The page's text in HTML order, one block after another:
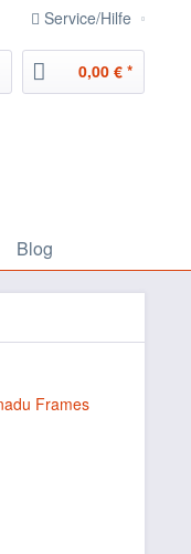
Service/Hilfe
0,00 € *
Blog